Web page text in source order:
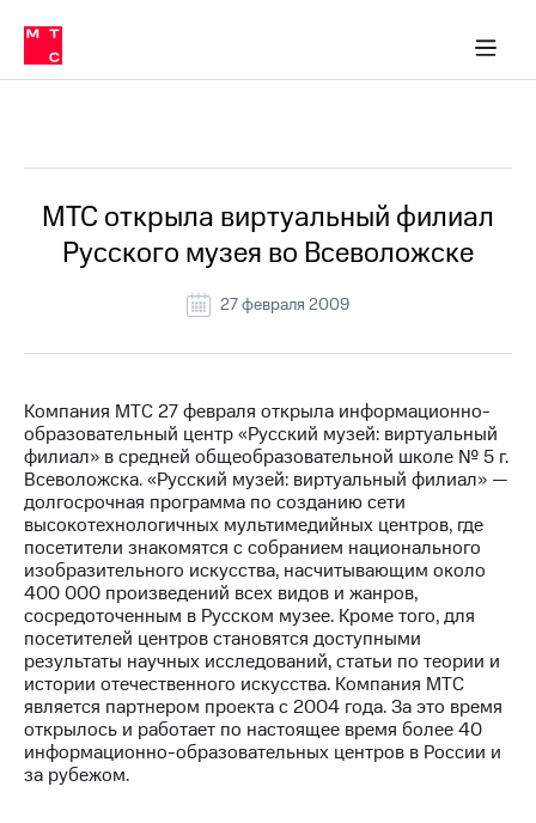
Медиа-центр
и акционерам
Устойчивое развитие
Комплаенс и деловая этика
компании
Карьера
История
компании
Руководство
Контакты
Медиа-центр
Пресс-
релизы
МТС
о технологиях
Достижения
Интервью
Финансовая
отчетность
в МТС
Пресс-
релизы
о технологиях
МТС открыла виртуальный филиал
Русского музея во Всеволожске
27 февраля 2009
Компания МТС 27 февраля открыла информационно-
образовательный центр «Русский музей: виртуальный
филиал» в средней общеобразовательной школе № 5 г.
Всеволожска. «Русский музей: виртуальный филиал» —
долгосрочная программа по созданию сети
высокотехнологичных мультимедийных центров, где
посетители знакомятся с собранием национального
изобразительного искусства, насчитывающим около
400 000 произведений всех видов и жанров,
сосредоточенным в Русском музее. Кроме того, для
посетителей центров становятся доступными
результаты научных исследований, статьи по теории и
истории отечественного искусства. Компания МТС
является партнером проекта с 2004 года. За это время
открылось и работает по настоящее время более 40
информационно-образовательных центров в России и
за рубежом.